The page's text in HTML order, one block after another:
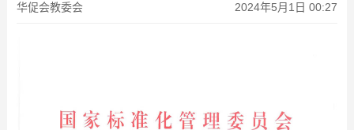
华促会教委会 2024年5月1日 00:27